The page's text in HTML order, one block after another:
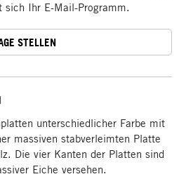
unterschiedlicher Farbe mit
massiven stabverleimten Platte
Die vier Kanten der Platten sind
Eiche versehen.
sich Ihr E-Mail-Programm.
STELLEN